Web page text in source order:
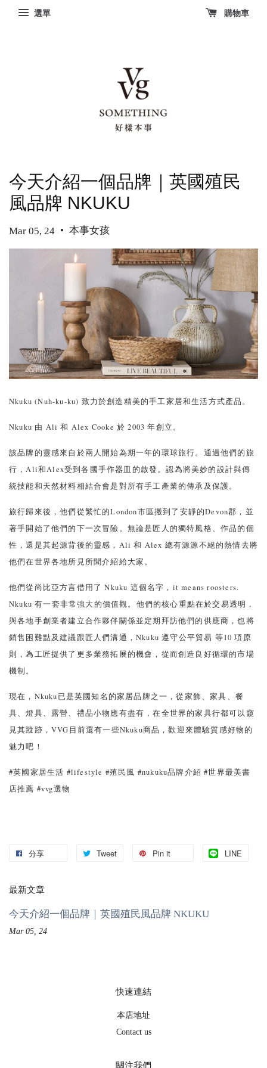
選單 購物車
今天介紹一個品牌｜英國殖民
風品牌 NKUKU
Mar 05, 24 • 本事女孩
Nkuku (Nuh-ku-ku) 致力於創造精美的手工家居和生活方式產品。
Nkuku 由 Ali 和 Alex Cooke 於 2003 年創立。
該品牌的靈感來自於兩人開始為期一年的環球旅行。通過他們的旅
行，Ali和Alex受到各國手作器皿的啟發。認為將美妙的設計與傳
統技能和天然材料相結合會是對所有手工產業的傳承及保護。
旅行歸來後，他們從繁忙的London市區搬到了安靜的Devon郡，並
著手開始了他們的下一次冒險。無論是匠人的獨特風格、作品的個
性，還是其起源背後的靈感，Ali和 Alex 總有源源不絕的熱情去將
他們在世界各地所見所聞介紹給大家。
他們從尚比亞方言借用了 Nkuku 這個名字，it means roosters.
Nkuku 有一套非常強大的價值觀。他們的核心重點在於交易透明，
與各地手創業者建立合作夥伴關係並定期拜訪他們的供應商，也將
銷售困難點及建議跟匠人們溝通，Nkuku 遵守公平貿易 等10 項原
則，為工匠提供了更多業務拓展的機會，從而創造良好循環的市場
機制。
現在，Nkuku已是英國知名的家居品牌之一，從家飾、家具、餐
具、燈具、露營、禮品小物應有盡有，在全世界的家具行都可以窺
見其蹤跡，VVG目前還有一些Nkuku商品，歡迎來體驗質感好物的
魅力吧！
#英國家居生活 #lifestyle #殖民風 #nukuku品牌介紹 #世界最美書
店推薦 #vvg選物
分享 Tweet Pin it LINE
最新文章
今天介紹一個品牌｜英國殖民風品牌 NKUKU
Mar 05, 24
快速連結
本店地址
Contact us
關注我們